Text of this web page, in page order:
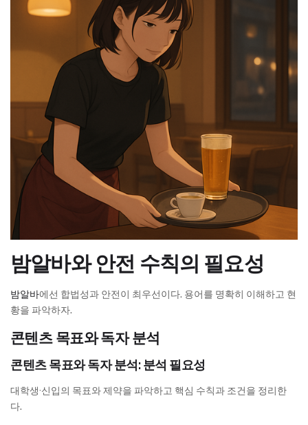
밤알바와 안전 수칙의 필요성
밤알바에선 합법성과 안전이 최우선이다. 용어를 명확히 이해하고 현
황을 파악하자.
콘텐츠 목표와 독자 분석
콘텐츠 목표와 독자 분석: 분석 필요성
대학생·신입의 목표와 제약을 파악하고 핵심 수칙과 조건을 정리한
다.